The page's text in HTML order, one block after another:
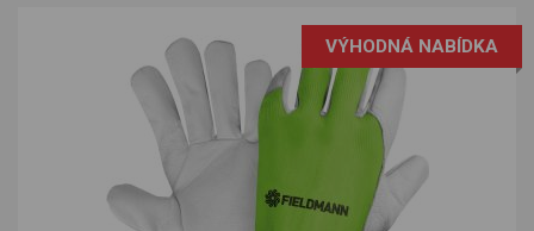
VÝHODNÁ NABÍDKA